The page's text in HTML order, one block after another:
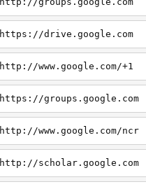
https://drive.google.com
http://www.google.com/+1
https://groups.google.com
http://www.google.com/ncr
http://scholar.google.com